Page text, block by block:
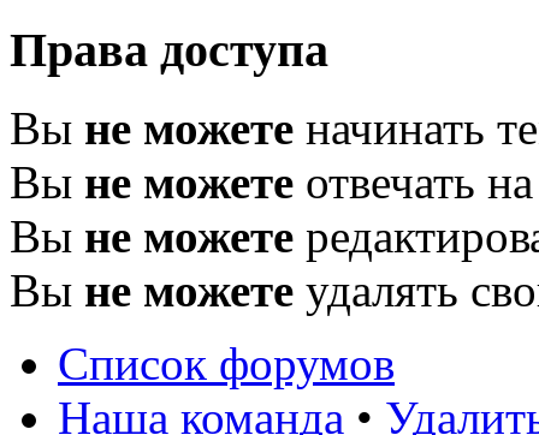
Права доступа
Вы не можете начинать
Вы не можете отвечать
Вы не можете
Вы не можете удалять
Список форумов
Наша команда •